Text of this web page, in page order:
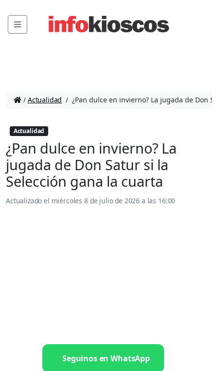
Menu
/ Actualidad / ¿Pan dulce en invierno? La jugada de Don
Actualidad
¿Pan dulce en invierno? La
jugada de Don Satur si la
Selección gana la cuarta
Actualizado el miércoles 8 de julio de 2026 a las 16:00
Seguinos en WhatsApp